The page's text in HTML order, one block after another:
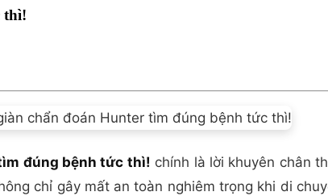
thì!
đúng bệnh tức thì! chính là lời khuyên chân
chỉ gây mất an toàn nghiêm trọng khi di